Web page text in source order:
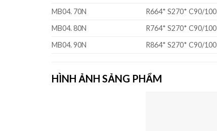
MB04. 70N R664* S270* C90/100
MB04. 80N
R764* S270* C90/100
MB04. 90N
R864* S270* C90/100
HÌNH ẢNH SẢNG PHẨM